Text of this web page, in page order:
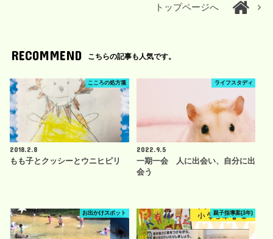
トップページへ
RECOMMEND こちらの記事も人気です。
こころの処方箋
2018.2.8
もも子とクッシーとウニヒピリ
ライフスタディ
2022.9.5
一期一会 人に出会い、自分に出
会う
お出かけスポット 親子指導案(3年)